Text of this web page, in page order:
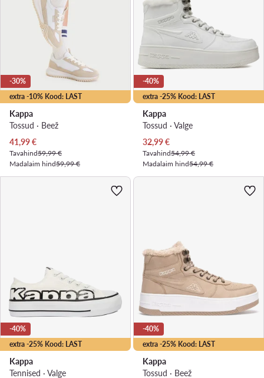
extra -10% Kood: LAST
-30%
Kappa
Tossud · Beež
Praegune hind
41,99€
Tavahind59,99 €
Madalaim hind59,99 €
extra -25% Kood: LAST
-40%
Kappa
Tossud · Valge
Praegune hind
32,99€
Tavahind54,99 €
Madalaim hind54,99 €
extra -25% Kood: LAST
-40%
Kappa
Tennised · Valge
extra -25% Kood: LAST
-40%
Kappa
Tossud · Beež